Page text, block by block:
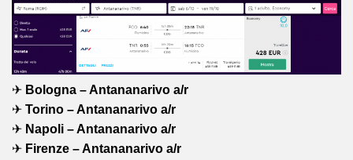
✈ Bologna – Antananarivo a/r
✈ Torino – Antananarivo a/r
✈ Napoli – Antananarivo a/r
✈ Firenze – Antananarivo a/r